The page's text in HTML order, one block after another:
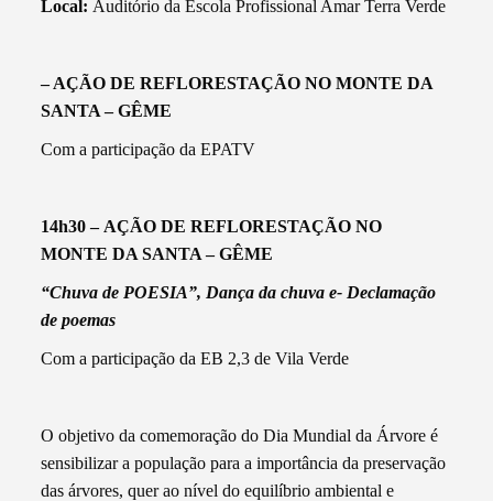
Local: Auditório da Escola Profissional Amar Terra Verde
– AÇÃO DE REFLORESTAÇÃO NO MONTE DA
SANTA – GÊME
Com a participação da EPATV
14h30 – AÇÃO DE REFLORESTAÇÃO NO
MONTE DA SANTA – GÊME
“Chuva de POESIA”, Dança da chuva e- Declamação
de poemas
Com a participação da EB 2,3 de Vila Verde
O objetivo da comemoração do Dia Mundial da Árvore é
sensibilizar a população para a importância da preservação
das árvores, quer ao nível do equilíbrio ambiental e